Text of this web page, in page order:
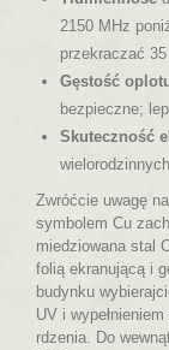
2150 MHz
przekraczać
Gęstość
bezpieczne;
Skuteczność
Zwróćcie uwagę
symbolem Cu
miedziowana stal
folią ekranującą i
budynku
UV i
rdzenia. Do